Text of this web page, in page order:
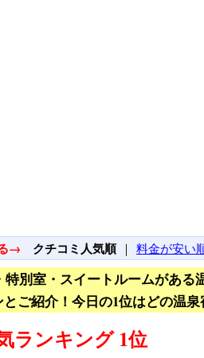
→ クチコミ人気順｜ 料金が安い
別室・スイートルームがあ
ご紹介！今日の1位はどの温泉
ランキング 1位